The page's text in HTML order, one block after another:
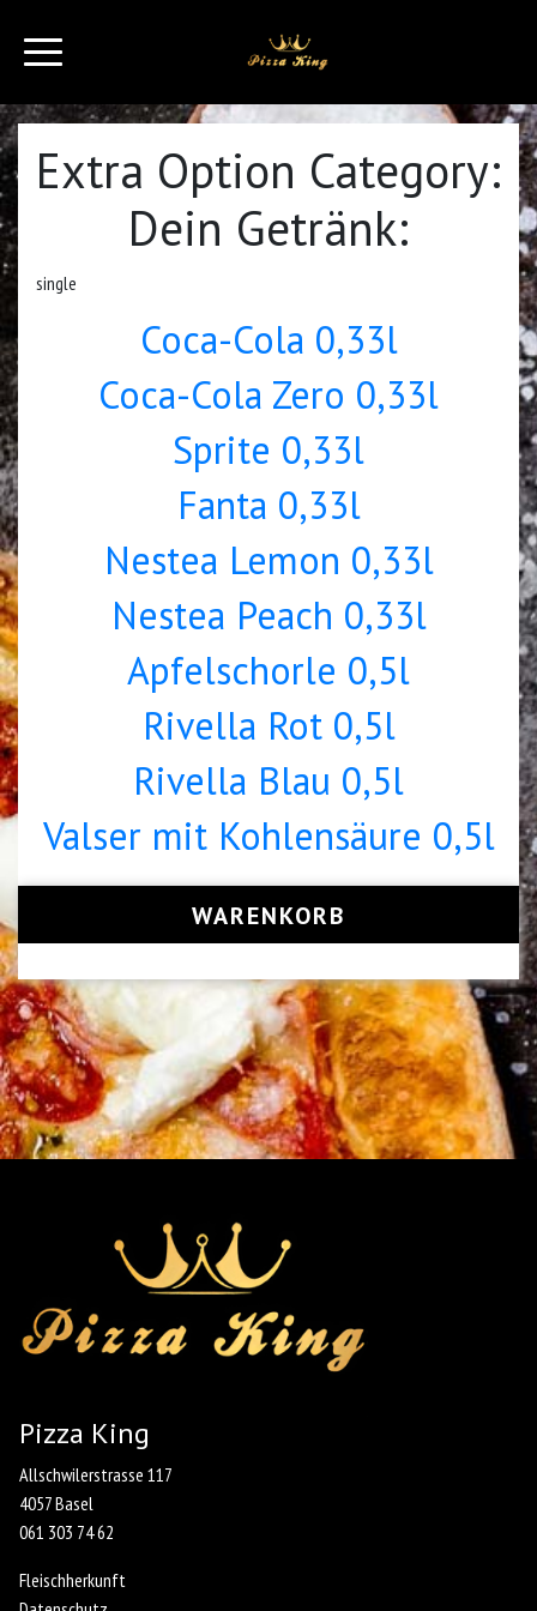
Extra Option Category:
Dein Getränk:
single
Coca-Cola 0,33l
Coca-Cola Zero 0,33l
Sprite 0,33l
Fanta 0,33l
Nestea Lemon 0,33l
Nestea Peach 0,33l
Apfelschorle 0,5l
Rivella Rot 0,5l
Rivella Blau 0,5l
Valser mit Kohlensäure 0,5l
WARENKORB
Pizza King
Allschwilerstrasse 117
4057 Basel
061 303 74 62
Fleischherkunft